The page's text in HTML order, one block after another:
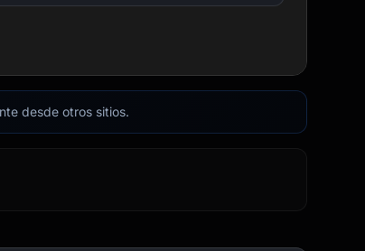
desde otros sitios.